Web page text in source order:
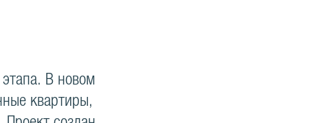
В новом
квартиры,